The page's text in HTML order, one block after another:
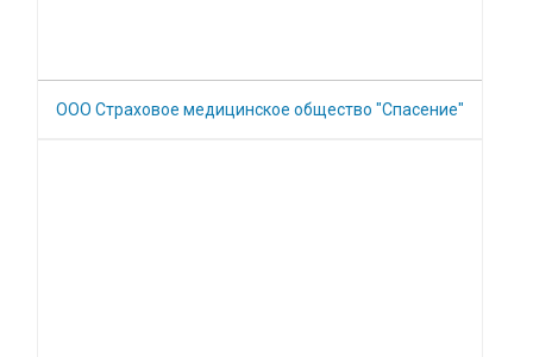
ООО Страховое медицинское общество "Спасение"